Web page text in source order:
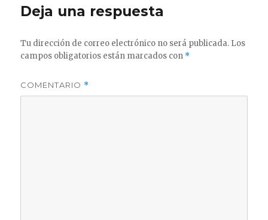
Deja una respuesta
Tu dirección de correo electrónico no será publicada. Los
campos obligatorios están marcados con *
COMENTARIO *